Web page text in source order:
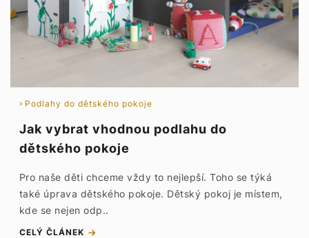
Podlahy do dětského pokoje
Jak vybrat vhodnou podlahu do
dětského pokoje
Pro naše děti chceme vždy to nejlepší. Toho se týká
také úprava dětského pokoje. Dětský pokoj je místem,
kde se nejen odp..
CELÝ ČLÁNEK